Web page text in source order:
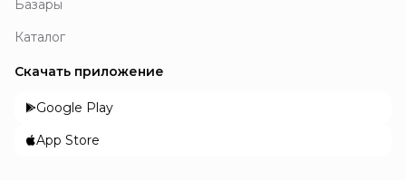
Базары
Каталог
Скачать приложение
Google Play
App Store